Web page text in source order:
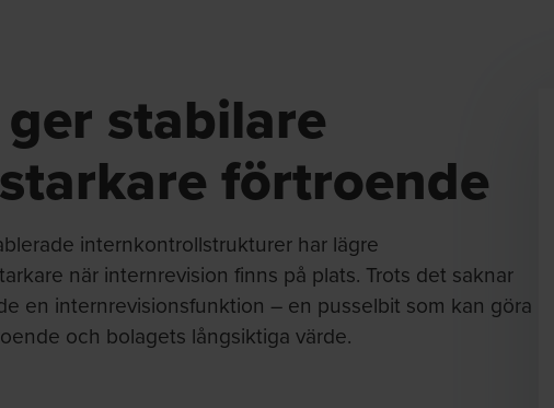
stabilare
förtroende
internkontrollstrukturer har lägre
när internrevision finns på plats. Trots det saknar
en internrevisionsfunktion – en pusselbit som kan göra
och bolagets långsiktiga värde.